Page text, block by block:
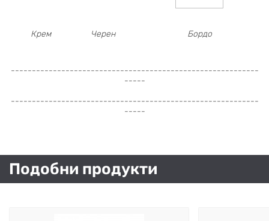
Крем Черен Бордо
-----------------------------------------------------------
-----
-----------------------------------------------------------
-----
Подобни продукти